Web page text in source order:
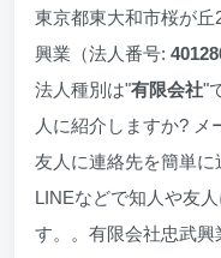
東京都東大和市桜が
興業（法人番号:
法人種別は"有限会社"
人に紹介しますか?
友人に連絡先を簡単に
LINEなどで知人や友
す。。有限会社忠武